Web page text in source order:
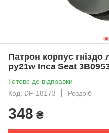
Патрон корпус гніздо
py21w Inca Seat
Готово до відправки
Код: DF-18173
Роздріб
348 ₴